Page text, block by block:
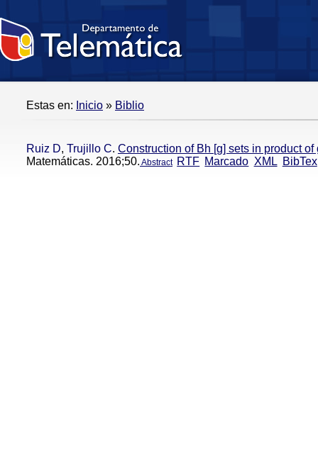
Estas en: Inicio » Biblio
Ruiz D, Trujillo C. Construction of Bh [g] sets in product of
Matemáticas. 2016;50. Abstract RTF Marcado XML BibTex